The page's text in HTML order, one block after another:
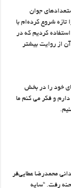
جوان
شروع کرده‌ام با
کردیم که در
از روایت بیشتر
خود را در بخش
و فکر می کنم ما
محمدرضا عطایی‌فر
صحنه رفت. “سایه